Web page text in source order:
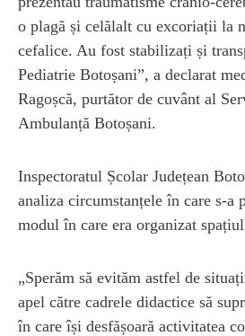
o plagă și celălalt cu excoriații la
cefalice. Au fost stabilizați și
Pediatrie Botoșani”, a declarat
Ragoșcă, purtător de cuvânt al
Ambulanță Botoșani.
Inspectoratul Școlar Județean
analiza circumstanțele în care s-a
modul în care era organizat
„Sperăm să evităm astfel de
apel către cadrele didactice să
în care își desfășoară activitatea